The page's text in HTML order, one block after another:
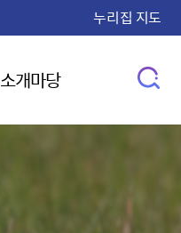
누리집 지도
소개마당